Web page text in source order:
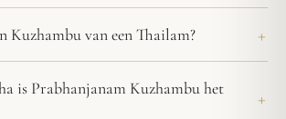
Kuzhambu van een Thailam?
is Prabhanjanam Kuzhambu het